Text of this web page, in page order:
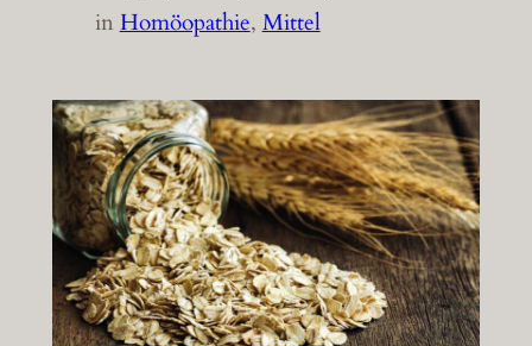
inHomöopathie, Mittel